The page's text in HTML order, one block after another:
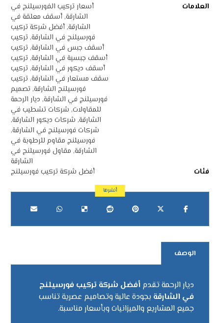
العلامات
أسعار تركيب الفورسيلنج في
الشارقة,أسقف معلقة في
الشارقة,أفضل شركة تركيب
فورسيلنج في الشارقة, تركيب
أسقف جبس في الشارقة, تركيب
أسقف جبسية في الشارقة, تركيب
أسقف ديكور في الشارقة, تركيب
سقف مستعار في الشارقة, تركيب
فورسيلنج الشارقة, تصميم
فورسيلنج في الشارقة, ديار الرحمة
للمقاولات, شركات تشطيب في
الشارقة, شركات ديكور الشارقة,
شركات فورسيلنج في الشارقة,
فورسيلنج مقاوم للرطوبة في
الشارقة, مقاول فورسيلنج في
الشارقة
فئات
أفضل شركة تركيب فورسيلنج
الوصف
ديار الرحمة تقدمأفضل شركة تركيب فورسيلنج
في الشارقة بجودة عالية وتصاميم عصرية تناسب
جميع المشاريع والميزانيات وبأسعار مناسبة.